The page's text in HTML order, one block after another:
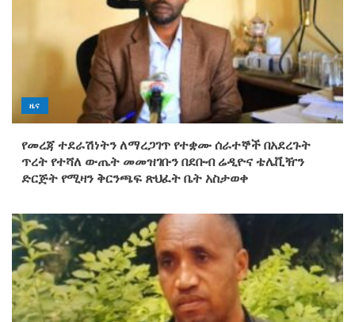
ዜና
የመረጃ ተደራሽነትን ለማረጋገጥ የተቋሙ ሰራተኞች በአደረጉት
ጥረት የተሻለ ውጤት መመዝገቡን በደቡብ ሬዲዮና ቴሌቪዥን
ድርጅት የሚዛን ቅርንጫፍ ጽህፈት ቤት አስታወቀ